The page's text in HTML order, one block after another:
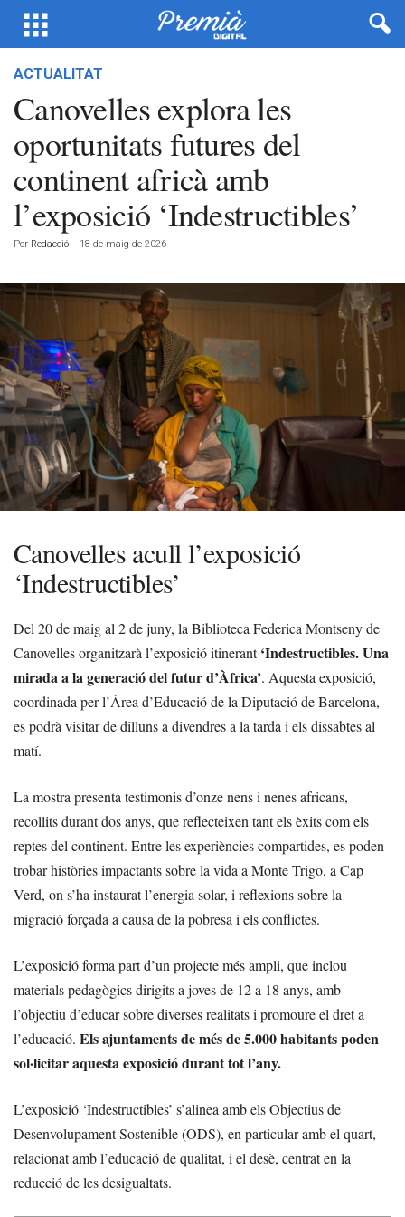
ACTUALITAT
Canovelles explora les
oportunitats futures del
continent africà amb
l’exposició ‘Indestructibles’
Por Redacció - 18 de maig de 2026
Canovelles acull l’exposició
‘Indestructibles’
Del 20 de maig al 2 de juny, la Biblioteca Federica Montseny de
Canovelles organitzarà l’exposició itinerant‘Indestructibles. Una
mirada a la generació del futur d’Àfrica’. Aquesta exposició,
coordinada per l’Àrea d’Educació de la Diputació de Barcelona,
es podrà visitar de dilluns a divendres a la tarda i els dissabtes al
matí.
La mostra presenta testimonis d’onze nens i nenes africans,
recollits durant dos anys, que reflecteixen tant els èxits com els
reptes del continent. Entre les experiències compartides, es poden
trobar històries impactants sobre la vida a Monte Trigo, a Cap
Verd, on s’ha instaurat l’energia solar, i reflexions sobre la
migració forçada a causa de la pobresa i els conflictes.
L’exposició forma part d’un projecte més ampli, que inclou
materials pedagògics dirigits a joves de 12 a 18 anys, amb
l’objectiu d’educar sobre diverses realitats i promoure el dret a
l’educació. Els ajuntaments de més de 5.000 habitants poden
sol·licitar aquesta exposició durant tot l’any.
L’exposició ‘Indestructibles’ s’alinea amb els Objectius de
Desenvolupament Sostenible (ODS), en particular amb el quart,
relacionat amb l’educació de qualitat, i el desè, centrat en la
reducció de les desigualtats.